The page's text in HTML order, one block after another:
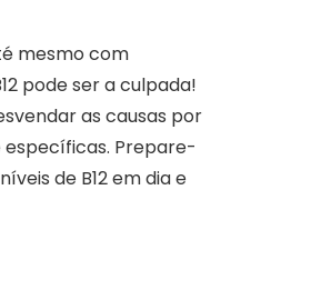
mesmo com
pode ser a culpada!
as causas por
específicas. Prepare-
de B12 em dia e